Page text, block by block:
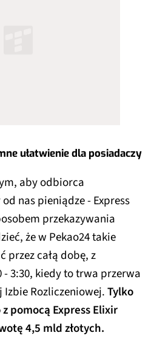
ułatwienie dla posiadaczy
aby odbiorca
nas pieniądze - Express
przekazywania
że w Pekao24 takie
przez całą dobę, z
3:30, kiedy to trwa przerwa
Rozliczeniowej.Tylko
pomocą Express Elixir
4,5 mld złotych.